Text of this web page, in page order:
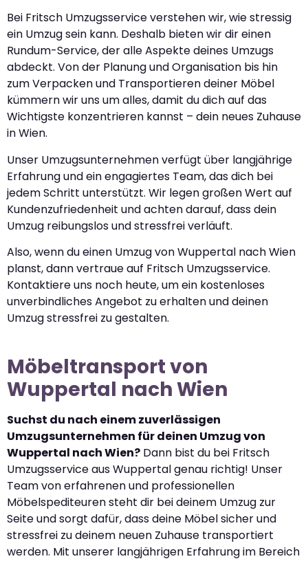
Bei Fritsch Umzugsservice verstehen wir, wie stressig
ein Umzug sein kann. Deshalb bieten wir dir einen
Rundum-Service, der alle Aspekte deines Umzugs
abdeckt. Von der Planung und Organisation bis hin
zum Verpacken und Transportieren deiner Möbel
kümmern wir uns um alles, damit du dich auf das
Wichtigste konzentrieren kannst – dein neues Zuhause
in Wien.
Unser Umzugsunternehmen verfügt über langjährige
Erfahrung und ein engagiertes Team, das dich bei
jedem Schritt unterstützt. Wir legen großen Wert auf
Kundenzufriedenheit und achten darauf, dass dein
Umzug reibungslos und stressfrei verläuft.
Also, wenn du einen Umzug von Wuppertal nach Wien
planst, dann vertraue auf Fritsch Umzugsservice.
Kontaktiere uns noch heute, um ein kostenloses
unverbindliches Angebot zu erhalten und deinen
Umzug stressfrei zu gestalten.
Möbeltransport von
Wuppertal nach Wien
Suchst du nach einem zuverlässigen
Umzugsunternehmen für deinen Umzug von
Wuppertal nach Wien? Dann bist du bei Fritsch
Umzugsservice aus Wuppertal genau richtig! Unser
Team von erfahrenen und professionellen
Möbelspediteuren steht dir bei deinem Umzug zur
Seite und sorgt dafür, dass deine Möbel sicher und
stressfrei zu deinem neuen Zuhause transportiert
werden. Mit unserer langjährigen Erfahrung im Bereich